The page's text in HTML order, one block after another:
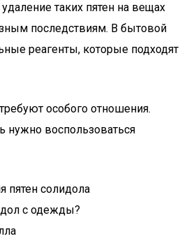
таких пятен на вещах
последствиям. В бытовой
реагенты, которые подходят
особого отношения.
нужно воспользоваться
пятен солидола
с одежды?